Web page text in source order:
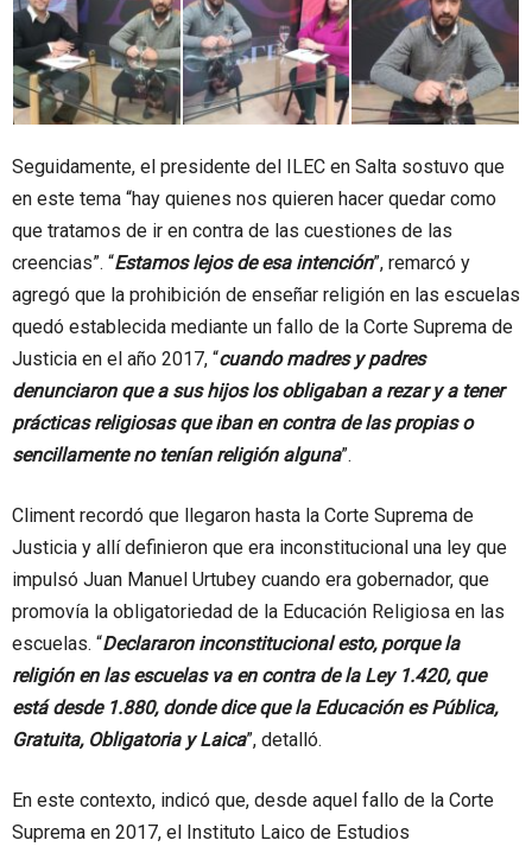
Seguidamente, el presidente del ILEC en Salta sostuvo que
en este tema “hay quienes nos quieren hacer quedar como
que tratamos de ir en contra de las cuestiones de las
creencias”. “Estamos lejos de esa intención”, remarcó y
agregó que la prohibición de enseñar religión en las escuelas
quedó establecida mediante un fallo de la Corte Suprema de
Justicia en el año 2017, “cuando madres y padres
denunciaron que a sus hijos los obligaban a rezar y a tener
prácticas religiosas que iban en contra de las propias o
sencillamente no tenían religión alguna”.
Climent recordó que llegaron hasta la Corte Suprema de
Justicia y allí definieron que era inconstitucional una ley que
impulsó Juan Manuel Urtubey cuando era gobernador, que
promovía la obligatoriedad de la Educación Religiosa en las
escuelas. “Declararon inconstitucional esto, porque la
religión en las escuelas va en contra de la Ley 1.420, que
está desde 1.880, donde dice que la Educación es Pública,
Gratuita, Obligatoria y Laica”, detalló.
En este contexto, indicó que, desde aquel fallo de la Corte
Suprema en 2017, el Instituto Laico de Estudios